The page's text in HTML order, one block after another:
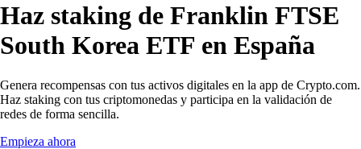
Haz staking de Franklin FTSE
South Korea ETF en España
Genera recompensas con tus activos digitales en la app de Crypto.com.
Haz staking con tus criptomonedas y participa en la validación de
redes de forma sencilla.
Empieza ahora